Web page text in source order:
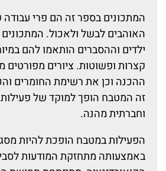
המתכונים בספר זה הם פרי
האוהבים לבשל ולאכול. המתכונים
ילדים וההסברים הותאמו להם
קצרות ופשוטות. ציורים מפורטים
ההכנה וכן את רשימת החומרים
זה המטבח הופך למוקד של
וחברתית מהנה.
הפעילות במטבח הופכת להיות
באמצעותה מתחזקת המודעות